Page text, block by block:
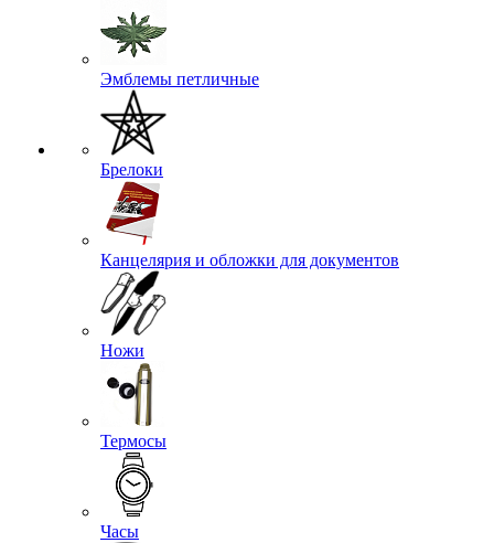
Эмблемы петличные
Брелоки
Канцелярия и обложки для документов
Ножи
Термосы
Часы